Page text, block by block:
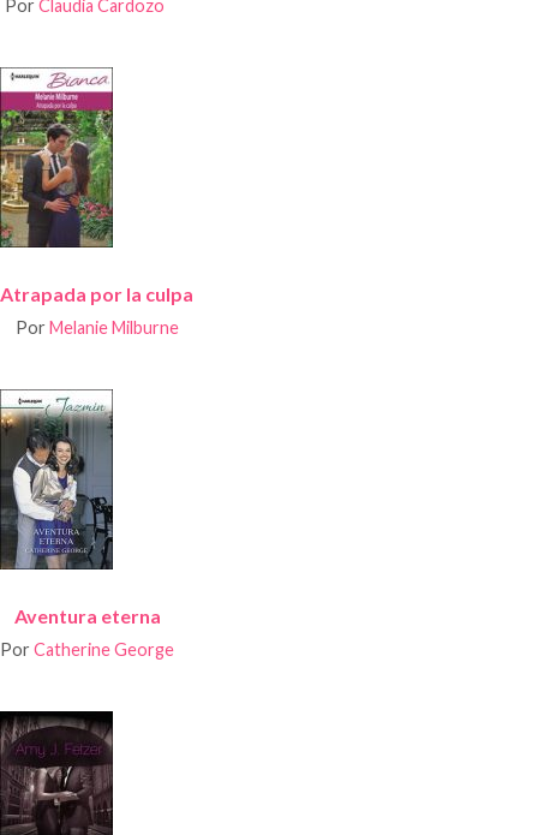
Por Claudia Cardozo
Atrapada por la culpa
Por Melanie Milburne
Aventura eterna
Por Catherine George